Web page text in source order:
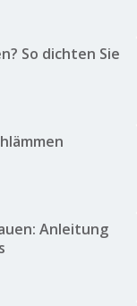
So dichten Sie
Anleitung